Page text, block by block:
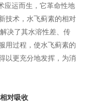
应运而生，它革命性地
技术，水飞蓟素的相对
决了其水溶性差、传
用过程，使水飞蓟素的
以更充分地发挥，为消
对吸收